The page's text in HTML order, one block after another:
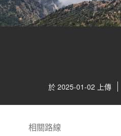
於 2025-01-02 上傳
相關路線